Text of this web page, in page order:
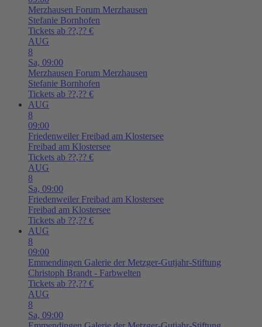
Merzhausen Forum Merzhausen
Stefanie Bornhofen
Tickets ab ??,?? €
AUG
8
Sa, 09:00
Merzhausen Forum Merzhausen
Stefanie Bornhofen
Tickets ab ??,?? €
AUG
8
09:00
Friedenweiler Freibad am Klostersee
Freibad am Klostersee
Tickets ab ??,?? €
AUG
8
Sa, 09:00
Friedenweiler Freibad am Klostersee
Freibad am Klostersee
Tickets ab ??,?? €
AUG
8
09:00
Emmendingen Galerie der Metzger-Gutjahr-Stiftung
Christoph Brandt - Farbwelten
Tickets ab ??,?? €
AUG
8
Sa, 09:00